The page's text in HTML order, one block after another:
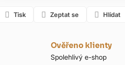
Tisk Zeptat se Hlídat
Ověřeno klienty
Spolehlivý e-shop